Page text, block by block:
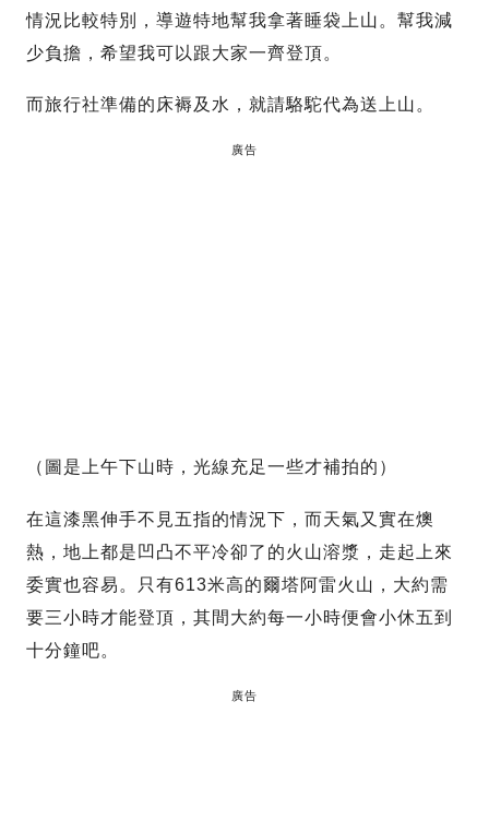
情況比較特別，導遊特地幫我拿著睡袋上山。幫我減
少負擔，希望我可以跟大家一齊登頂。
而旅行社準備的床褥及水，就請駱駝代為送上山。
廣告
（圖是上午下山時，光線充足一些才補拍的）
在這漆黑伸手不見五指的情況下，而天氣又實在燠
熱，地上都是凹凸不平冷卻了的火山溶漿，走起上來
委實也容易。只有613米高的爾塔阿雷火山，大約需
要三小時才能登頂，其間大約每一小時便會小休五到
十分鐘吧。
廣告